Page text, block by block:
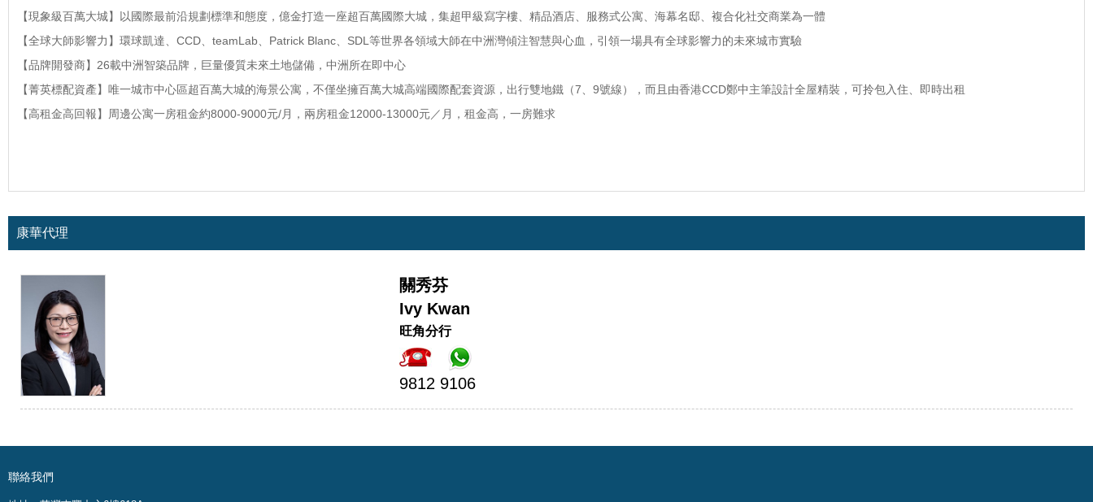
【現象級百萬大城】以國際最前沿規劃標準和態度，億金打造一座超百萬國際大城，集超甲級寫字樓、精品酒店、服務式公寓、海幕名邸、複合化社交商業為一體
【全球大師影響力】環球凱達、 CCD teamLab Patrick Blanc SDL 等世界各領域大師在中洲灣傾注智慧與心血，引領一場具有全球影響力的未來城市實驗
【品牌開發商】 26載中洲智築品牌，巨量優質未來土地儲備，中洲所在即中心
【菁英標配資產】唯一城市中心區超百萬大城的海景公寓，不僅坐擁百萬大城高端國際配套資源，出行雙地鐵（7 9號線），而且由香港CCD鄭中主筆設計全屋精裝，可拎包入住、即時出租
【高租金高回報】周邊公寓一房租金約8000-9000元/月，兩房租金12000-13000元／月，租金高，一房難求
康華代理
關秀芬
Ivy Kwan
旺角分行
9812 9106
聯絡我們